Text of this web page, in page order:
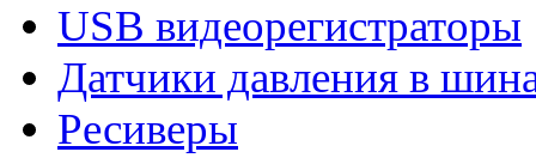
USB видеорегистраторы
Датчики давления в
Ресиверы